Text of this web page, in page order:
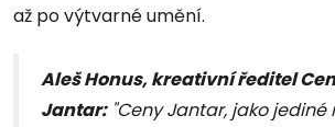
až po výtvarné umění.
Aleš Honus, kreativní ředitel Cen
Jantar:"Ceny Jantar, jako jediné